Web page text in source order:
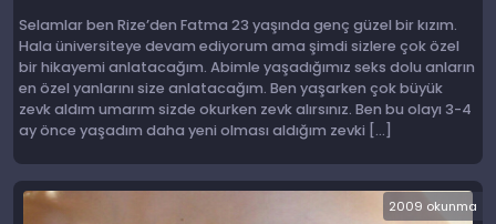
Selamlar ben Rize’den Fatma 23 yaşında genç güzel bir kızım.
Hala üniversiteye devam ediyorum ama şimdi sizlere çok özel
bir hikayemi anlatacağım. Abimle yaşadığımız seks dolu anların
en özel yanlarını size anlatacağım. Ben yaşarken çok büyük
zevk aldım umarım sizde okurken zevk alırsınız. Ben bu olayı 3-4
ay önce yaşadım daha yeni olması aldığım zevki […]
2009 okunma